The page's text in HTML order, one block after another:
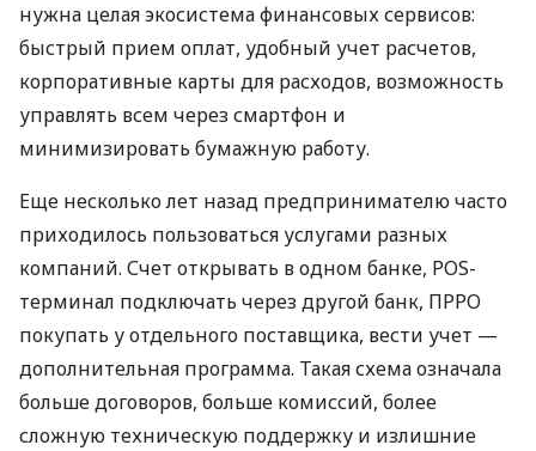
нужна целая экосистема финансовых сервисов:
быстрый прием оплат, удобный учет расчетов,
корпоративные карты для расходов, возможность
управлять всем через смартфон и
минимизировать бумажную работу.
Еще несколько лет назад предпринимателю часто
приходилось пользоваться услугами разных
компаний. Счет открывать в одном банке, POS-
терминал подключать через другой банк, ПРРО
покупать у отдельного поставщика, вести учет —
дополнительная программа. Такая схема означала
больше договоров, больше комиссий, более
сложную техническую поддержку и излишние